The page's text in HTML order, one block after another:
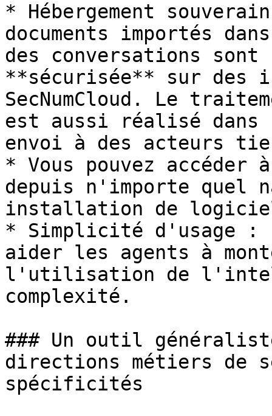
* Hébergement
documents importés
des conversations sont
**sécurisée** sur des
SecNumCloud. Le
est aussi réalisé dans
envoi à des acteurs
* Vous pouvez
depuis n'importe quel
installation de
* Simplicité d'usage :
aider les agents à
l'utilisation de
complexité.
### Un outil
directions métiers de
spécificités